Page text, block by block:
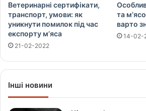
Ветеринарні сертифікати,
транспорт, умови: як
уникнути помилок під час
експорту м’яса
21-02-2022
та
варто
14-02-
Інші новини